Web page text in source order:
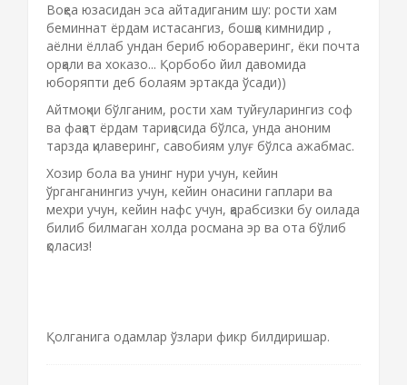
Воқеа юзасидан эса айтадиганим шу: рости хам
беминнат ёрдам истасангиз, бошқа кимнидир ,
аёлни ёллаб ундан бериб юбораверинг, ёки почта
орқали ва хоказо... Қорбобо йил давомида
юборяпти деб болаям эртакда ўсади))
Айтмоқчи бўлганим, рости хам туйғуларингиз соф
ва фақат ёрдам тариқасида бўлса, унда аноним
тарзда қилаверинг, савобиям улуғ бўлса ажабмас.
Хозир бола ва унинг нури учун, кейин
ўрганганингиз учун, кейин онасини гаплари ва
мехри учун, кейин нафс учун, қарабсизки бу оилада
билиб билмаган холда росмана эр ва ота бўлиб
қоласиз!
Қолганига одамлар ўзлари фикр билдиришар.